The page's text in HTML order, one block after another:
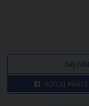
DEJ
SDÍLEJ